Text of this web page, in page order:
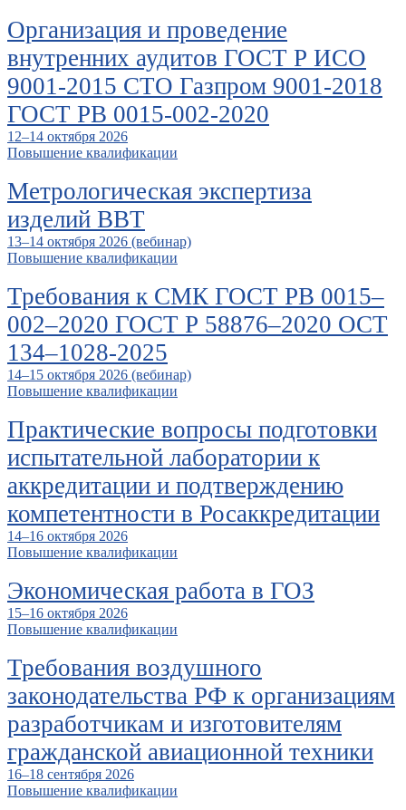
Организация и проведение
внутренних аудитов ГОСТ Р ИСО
9001-2015 СТО Газпром 9001-2018
ГОСТ РВ 0015-002-2020
12–14 октября 2026
Повышение квалификации
Метрологическая экспертиза
изделий ВВТ
13–14 октября 2026 (вебинар)
Повышение квалификации
Требования к СМК ГОСТ РВ 0015–
002–2020 ГОСТ Р 58876–2020 ОСТ
134–1028-2025
14–15 октября 2026 (вебинар)
Повышение квалификации
Практические вопросы подготовки
испытательной лаборатории к
аккредитации и подтверждению
компетентности в Росаккредитации
14–16 октября 2026
Повышение квалификации
Экономическая работа в ГОЗ
15–16 октября 2026
Повышение квалификации
Требования воздушного
законодательства РФ к организациям
разработчикам и изготовителям
гражданской авиационной техники
16–18 сентября 2026
Повышение квалификации